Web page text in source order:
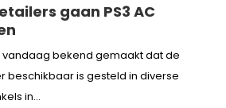
gaan PS3 AC
vandaag bekend gemaakt dat de
beschikbaar is gesteld in diverse
in...